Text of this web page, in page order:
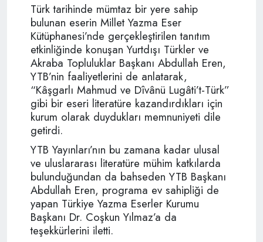
Türk tarihinde mümtaz bir yere sahip
bulunan eserin Millet Yazma Eser
Kütüphanesi’nde gerçekleştirilen tanıtım
etkinliğinde konuşan Yurtdışı Türkler ve
Akraba Topluluklar Başkanı Abdullah Eren,
YTB’nin faaliyetlerini de anlatarak,
“Kâşgarlı Mahmud ve Dîvânü Lugâti’t-Türk”
gibi bir eseri literatüre kazandırdıkları için
kurum olarak duydukları memnuniyeti dile
getirdi.
YTB Yayınları’nın bu zamana kadar ulusal
ve uluslararası literatüre mühim katkılarda
bulunduğundan da bahseden YTB Başkanı
Abdullah Eren, programa ev sahipliği de
yapan Türkiye Yazma Eserler Kurumu
Başkanı Dr. Coşkun Yılmaz’a da
teşekkürlerini iletti.